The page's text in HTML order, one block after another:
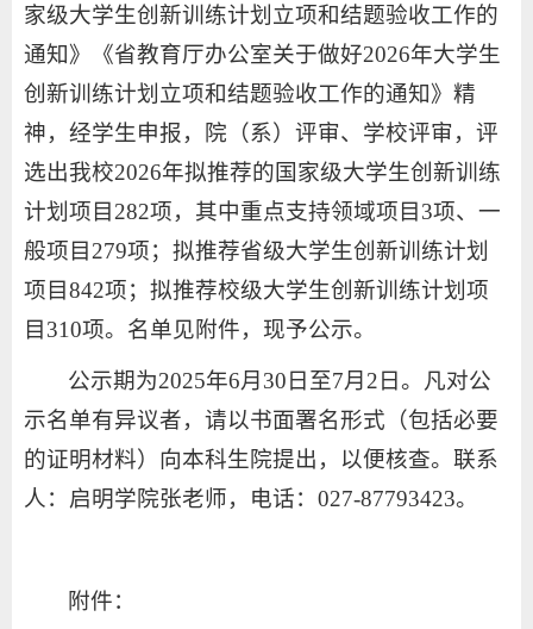
家级大学生创新训练计划立项和结题验收工作的
通知》《省教育厅办公室关于做好2026年大学生
创新训练计划立项和结题验收工作的通知》精
神，经学生申报，院（系）评审、学校评审，评
选出我校2026年拟推荐的国家级大学生创新训练
计划项目282项，其中重点支持领域项目3项、一
般项目279项；拟推荐省级大学生创新训练计划
项目842项；拟推荐校级大学生创新训练计划项
目310项。名单见附件，现予公示。
公示期为2025年6月30日至7月2日。凡对公
示名单有异议者，请以书面署名形式（包括必要
的证明材料）向本科生院提出，以便核查。联系
人：启明学院张老师，电话：027-87793423。
附件：